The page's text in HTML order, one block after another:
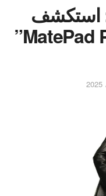
استكشف
ميزات جهاز MatePad Pro 13.2”